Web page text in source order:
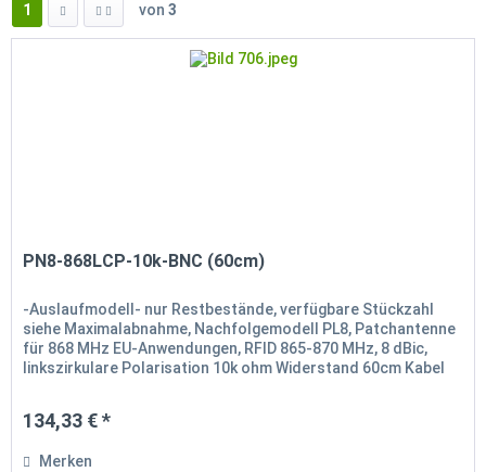
1 von 3
PN8-868LCP-10k-BNC (60cm)
-Auslaufmodell- nur Restbestände, verfügbare Stückzahl
siehe Maximalabnahme, Nachfolgemodell PL8, Patchantenne
für 868 MHz EU-Anwendungen, RFID 865-870 MHz, 8 dBic,
linkszirkulare Polarisation 10k ohm Widerstand 60cm Kabel
134,33 € *
Merken